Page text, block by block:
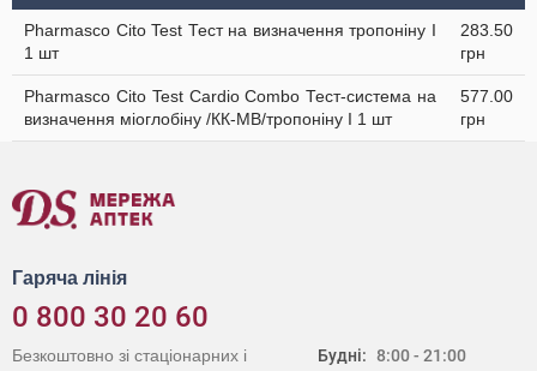
Pharmasco Cito Test Тест на визначення тропоніну І
1 шт
283.50
грн
Pharmasco Cito Test Cardio Combo Тест-система на
визначення міоглобіну /КК-МВ/тропоніну I 1 шт
577.00
грн
Гаряча лінія
0 800 30 20 60
Будні: 8:00 - 21:00
Безкоштовно зі стаціонарних і